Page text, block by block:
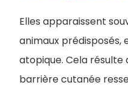
Elles apparaissent
animaux prédisposés,
atopique. Cela résulte
barrière cutanée